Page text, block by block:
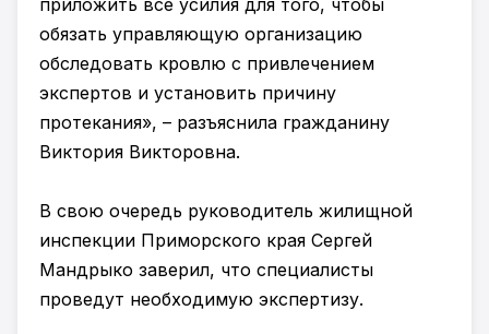
приложить все усилия для того, чтобы
обязать управляющую организацию
обследовать кровлю с привлечением
экспертов и установить причину
протекания», – разъяснила гражданину
Виктория Викторовна.
В свою очередь руководитель жилищной
инспекции Приморского края Сергей
Мандрыко заверил, что специалисты
проведут необходимую экспертизу.